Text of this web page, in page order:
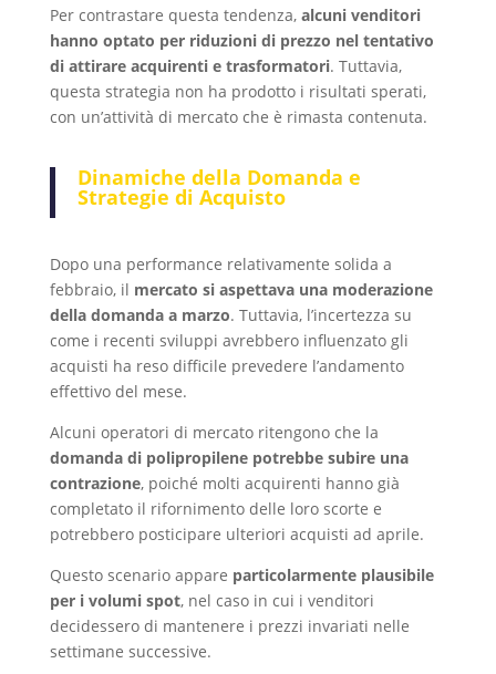
Per contrastare questa tendenza, alcuni venditori
hanno optato per riduzioni di prezzo nel tentativo
di attirare acquirenti e trasformatori. Tuttavia,
questa strategia non ha prodotto i risultati sperati,
con un’attività di mercato che è rimasta contenuta.
Dinamiche della Domanda e
Strategie di Acquisto
Dopo una performance relativamente solida a
febbraio, il mercato si aspettava una moderazione
della domanda a marzo. Tuttavia, l’incertezza su
come i recenti sviluppi avrebbero influenzato gli
acquisti ha reso difficile prevedere l’andamento
effettivo del mese.
Alcuni operatori di mercato ritengono che la
domanda di polipropilene potrebbe subire una
contrazione, poiché molti acquirenti hanno già
completato il rifornimento delle loro scorte e
potrebbero posticipare ulteriori acquisti ad aprile.
Questo scenario appare particolarmente plausibile
per i volumi spot, nel caso in cui i venditori
decidessero di mantenere i prezzi invariati nelle
settimane successive.